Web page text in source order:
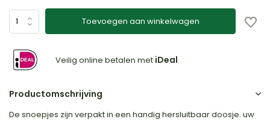
Toevoegen aan winkelwagen
Veilig online betalen met iDeal
Productomschrijving
De snoepjes zijn verpakt in een handig hersluitbaar doosje. uw